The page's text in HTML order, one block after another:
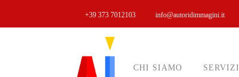
+39 373 7012103 info@autoridimmagini.it
CHI SIAMO SERVIZI